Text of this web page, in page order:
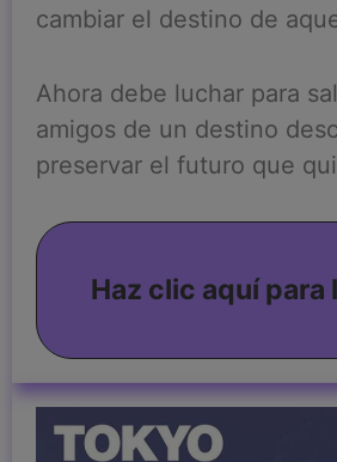
cambiar el destino de
Ahora debe luchar para
amigos de un destino
preservar el futuro que
Haz clic aquí para